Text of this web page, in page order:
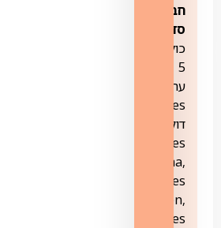
חבילת
סדרות
כוללת
5
ערוצים:
yes
דוקו
yes
Drama,
yes
Action,
yes